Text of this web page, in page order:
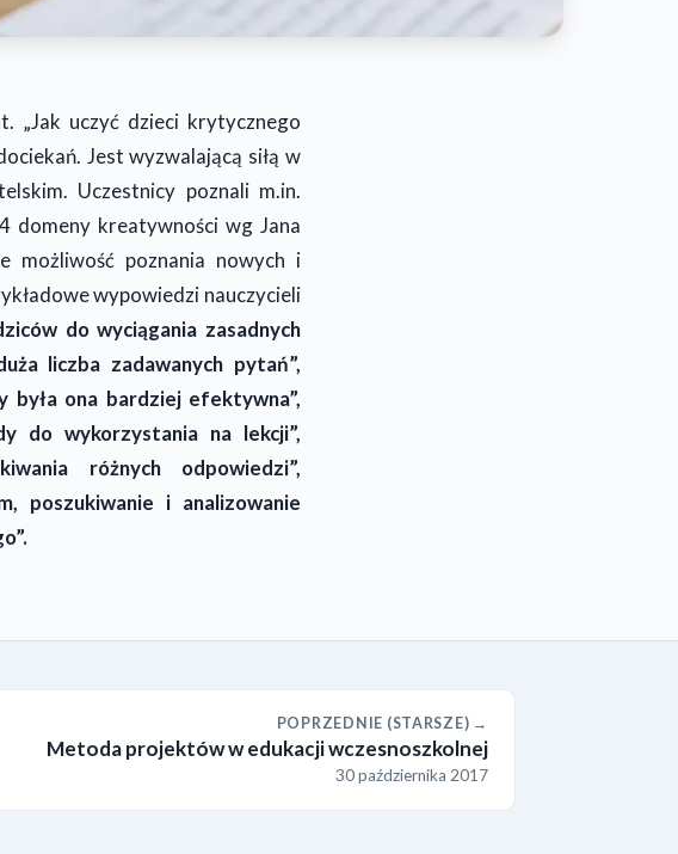
„Jak uczyć dzieci krytycznego
Jest wyzwalającą siłą w
Uczestnicy poznali m.in.
domeny kreatywności wg Jana
możliwość poznania nowych i
wypowiedzi nauczycieli
do wyciągania zasadnych
liczba zadawanych pytań”,
była ona bardziej efektywna”,
do wykorzystania na lekcji”,
różnych odpowiedzi”,
poszukiwanie i analizowanie
POPRZEDNIE (STARSZE) →
Metoda projektów w edukacji wczesnoszkolnej
30 października 2017